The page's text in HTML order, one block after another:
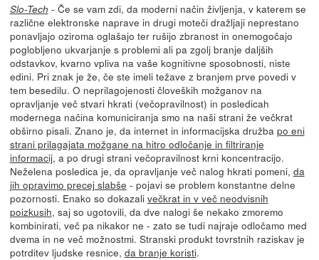
Slo-Tech - Če se vam zdi, da moderni način življenja, v katerem se
različne elektronske naprave in drugi moteči dražljaji neprestano
ponavljajo oziroma oglašajo ter rušijo zbranost in onemogočajo
poglobljeno ukvarjanje s problemi ali pa zgolj branje daljših
odstavkov, kvarno vpliva na vaše kognitivne sposobnosti, niste
edini. Pri znak je že, če ste imeli težave z branjem prve povedi v
tem besedilu. O neprilagojenosti človeških možganov na
opravljanje več stvari hkrati (večopravilnost) in posledicah
modernega načina komuniciranja smo na naši strani že večkrat
obširno pisali. Znano je, da internet in informacijska družba po eni
strani prilagajata možgane na hitro odločanje in filtriranje
informacij, a po drugi strani večopravilnost krni koncentracijo.
Neželena posledica je, da opravljanje več nalog hkrati pomeni, da
jih opravimo precej slabše - pojavi se problem konstantne delne
pozornosti. Enako so dokazali večkrat in v več neodvisnih
poizkusih, saj so ugotovili, da dve nalogi še nekako zmoremo
kombinirati, več pa nikakor ne - zato se tudi najraje odločamo med
dvema in ne več možnostmi. Stranski produkt tovrstnih raziskav je
potrditev ljudske resnice, da branje koristi.